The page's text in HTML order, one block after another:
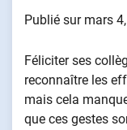
Publié sur mars
Féliciter ses
reconnaître les
mais cela
que ces gestes